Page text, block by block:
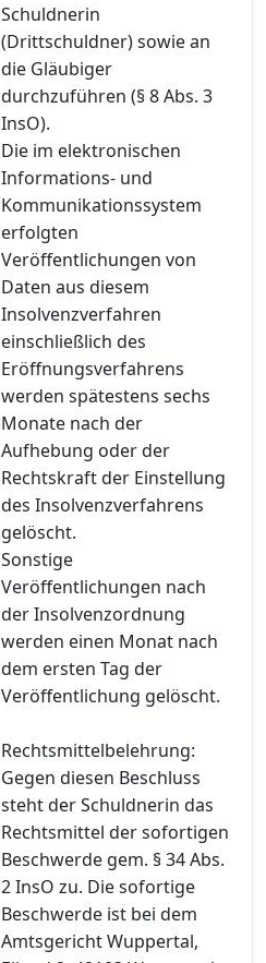
Schuldnerin
(Drittschuldner) sowie an
die Gläubiger
durchzuführen (§ 8 Abs. 3
InsO).
Die im elektronischen
Informations- und
Kommunikationssystem
erfolgten
Veröffentlichungen von
Daten aus diesem
Insolvenzverfahren
einschließlich des
Eröffnungsverfahrens
werden spätestens sechs
Monate nach der
Aufhebung oder der
Rechtskraft der Einstellung
des Insolvenzverfahrens
gelöscht.
Sonstige
Veröffentlichungen nach
der Insolvenzordnung
werden einen Monat nach
dem ersten Tag der
Veröffentlichung gelöscht.
Rechtsmittelbelehrung:
Gegen diesen Beschluss
steht der Schuldnerin das
Rechtsmittel der sofortigen
Beschwerde gem. § 34 Abs.
2 InsO zu. Die sofortige
Beschwerde ist bei dem
Amtsgericht Wuppertal,